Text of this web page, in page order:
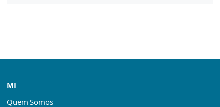
MI
Quem Somos